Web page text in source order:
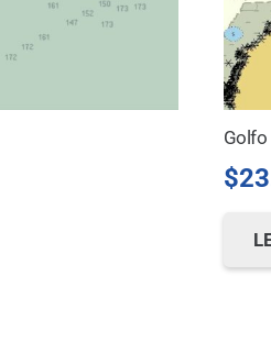
Golfo
$